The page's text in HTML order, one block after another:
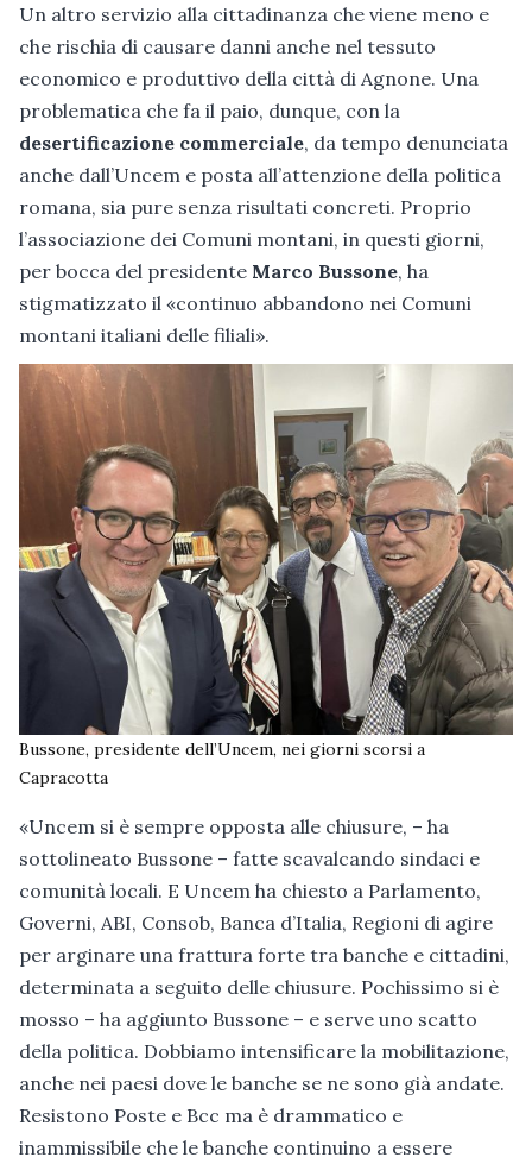
Un altro servizio alla cittadinanza che viene meno e
che rischia di causare danni anche nel tessuto
economico e produttivo della città di Agnone. Una
problematica che fa il paio, dunque, con la
desertificazione commerciale, da tempo denunciata
anche dall’Uncem e posta all’attenzione della politica
romana, sia pure senza risultati concreti. Proprio
l’associazione dei Comuni montani, in questi giorni,
per bocca del presidente Marco Bussone, ha
stigmatizzato il «continuo abbandono nei Comuni
montani italiani delle filiali».
Bussone, presidente dell’Uncem, nei giorni scorsi a
Capracotta
«Uncem si è sempre opposta alle chiusure, – ha
sottolineato Bussone – fatte scavalcando sindaci e
comunità locali. E Uncem ha chiesto a Parlamento,
Governi, ABI, Consob, Banca d’Italia, Regioni di agire
per arginare una frattura forte tra banche e cittadini,
determinata a seguito delle chiusure. Pochissimo si è
mosso – ha aggiunto Bussone – e serve uno scatto
della politica. Dobbiamo intensificare la mobilitazione,
anche nei paesi dove le banche se ne sono già andate.
Resistono Poste e Bcc ma è drammatico e
inammissibile che le banche continuino a essere